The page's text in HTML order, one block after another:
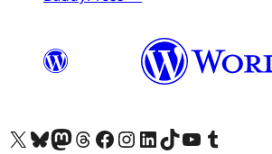
Visit our X (formerly Twitter) account
Visit our Bluesky account
Visit our Mastodon account
Visit our Threads account
Visit our Facebook page
Visit our Instagram account
Visit our LinkedIn account
Visit our TikTok account
Näytä YouTube-kanava
Visit our Tumblr account